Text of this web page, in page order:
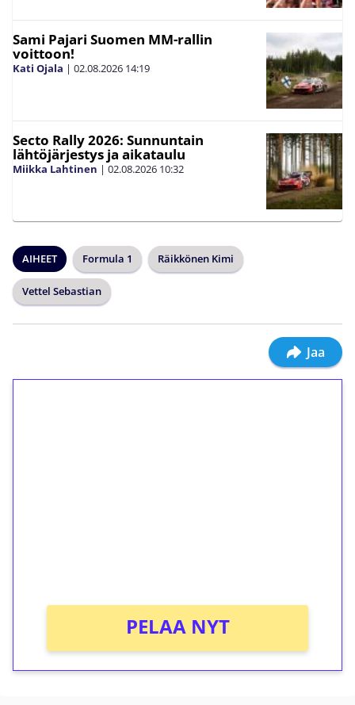
Sami Pajari Suomen MM-rallin
voittoon!
Kati Ojala | 02.08.2026 14:19
Secto Rally 2026: Sunnuntain
lähtöjärjestys ja aikataulu
Miikka Lahtinen | 02.08.2026 10:32
AIHEET Formula 1 Räikkönen Kimi
Vettel Sebastian
Jaa
PELAA NYT